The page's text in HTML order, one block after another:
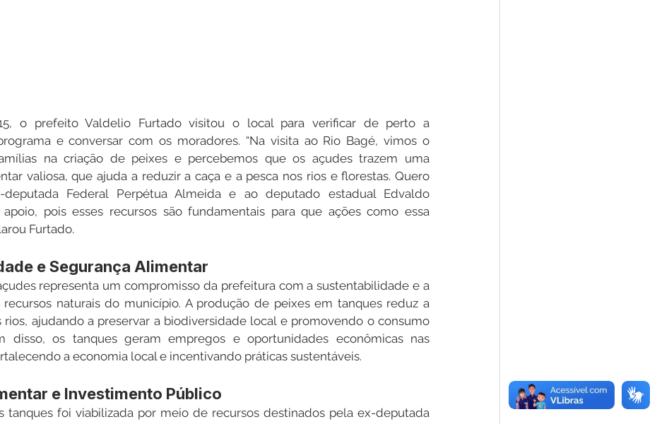
o prefeito Valdelio Furtado visitou o local para verificar de perto a
e conversar com os moradores. “Na visita ao Rio Bagé, vimos o
na criação de peixes e percebemos que os açudes trazem uma
valiosa, que ajuda a reduzir a caça e a pesca nos rios e florestas. Quero
Federal Perpétua Almeida e ao deputado estadual Edvaldo
pois esses recursos são fundamentais para que ações como essa
Furtado.
e Segurança Alimentar
representa um compromisso da prefeitura com a sustentabilidade e a
recursos naturais do município. A produção de peixes em tanques reduz a
rios, ajudando a preservar a biodiversidade local e promovendo o consumo
disso, os tanques geram empregos e oportunidades econômicas nas
a economia local e incentivando práticas sustentáveis.
e Investimento Público
tanques foi viabilizada por meio de recursos destinados pela ex-deputada